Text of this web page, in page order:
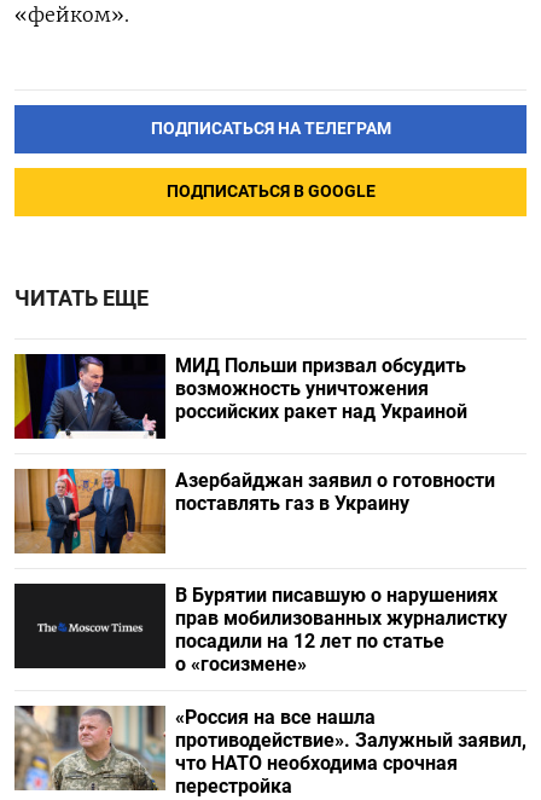
«фейком».
ПОДПИСАТЬСЯ НА ТЕЛЕГРАМ
ПОДПИСАТЬСЯ В GOOGLE
ЧИТАТЬ ЕЩЕ
МИД Польши призвал обсудить
возможность уничтожения
российских ракет над Украиной
Азербайджан заявил о готовности
поставлять газ в Украину
В Бурятии писавшую о нарушениях
прав мобилизованных журналистку
посадили на 12 лет по статье
о «госизмене»
«Россия на все нашла
противодействие». Залужный заявил,
что НАТО необходима срочная
перестройка